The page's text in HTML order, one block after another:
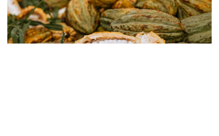
Dryckesguide
Presentguide
Företagspresenter